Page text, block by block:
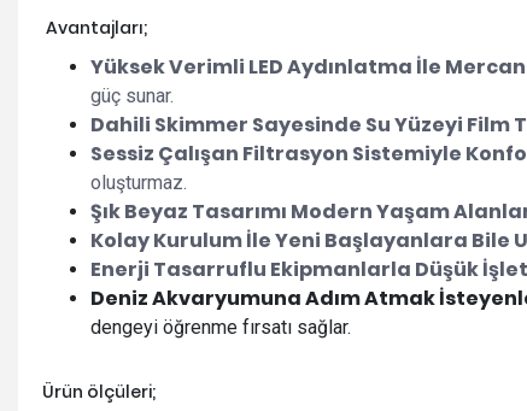
Avantajları;
Yüksek Verimli LED Aydınlatma İle
güç sunar.
Dahili Skimmer Sayesinde Su Yüzeyi Film
Sessiz Çalışan Filtrasyon Sistemiyle
oluşturmaz.
Şık Beyaz Tasarımı Modern Yaşam
Kolay Kurulum İle Yeni Başlayanlara Bile
Enerji Tasarruflu Ekipmanlarla Düşük
Deniz Akvaryumuna Adım Atmak
dengeyi öğrenme fırsatı sağlar.
Ürün ölçüleri;